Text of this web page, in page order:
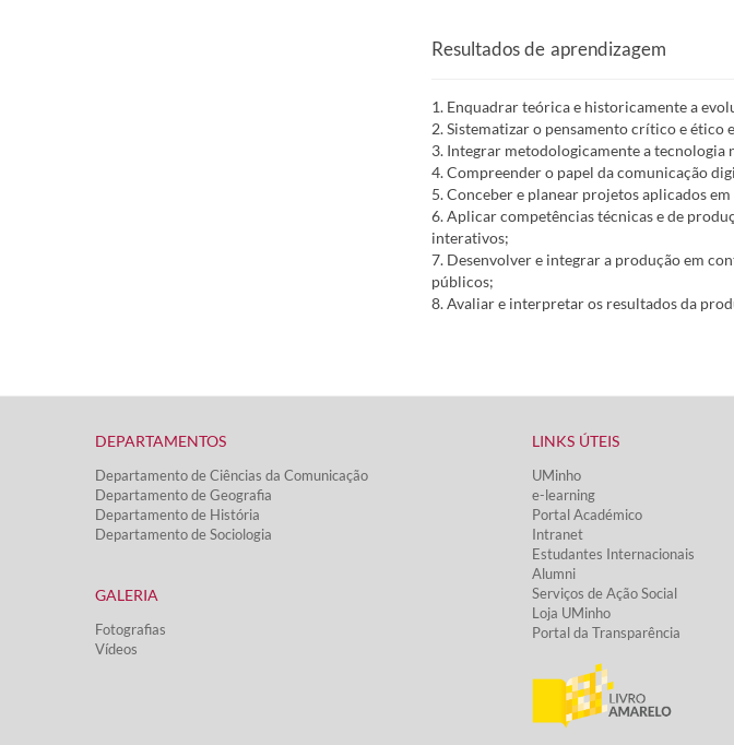
Resultados de aprendizagem
1. Enquadrar teórica e historicamente a
2. Sistematizar o pensamento crítico e ético
3. Integrar metodologicamente a tecnologia
4. Compreender o papel da comunicação
5. Conceber e planear projetos aplicados
6. Aplicar competências técnicas e de
interativos;
7. Desenvolver e integrar a produção em
públicos;
8. Avaliar e interpretar os resultados da
DEPARTAMENTOS​
Departamento de Ciências da Comunicação
Departamento de Geografia
Departamento de História
Departamento de Sociologia
GALERIA
Fotografias
Vídeos​
LINKS ÚTEIS​
UMinho
e-learning
Portal Académico
Intranet
Estudantes Inter​​nacionais
Alumni
Serviços de Ação Social​
Loja UMinho
Portal da Transparência